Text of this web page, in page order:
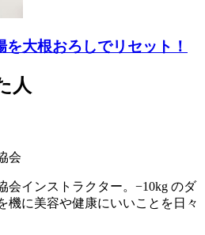
大根おろしでリセット！
人
会
会インストラクター。−10kg のダ
機に美容や健康にいいことを日々